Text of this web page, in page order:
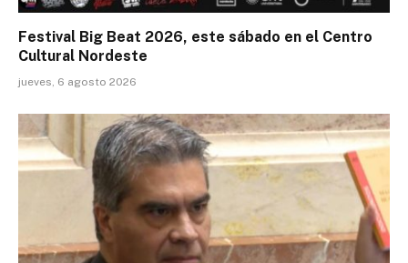
Festival Big Beat 2026, este sábado en el Centro
Cultural Nordeste
jueves, 6 agosto 2026